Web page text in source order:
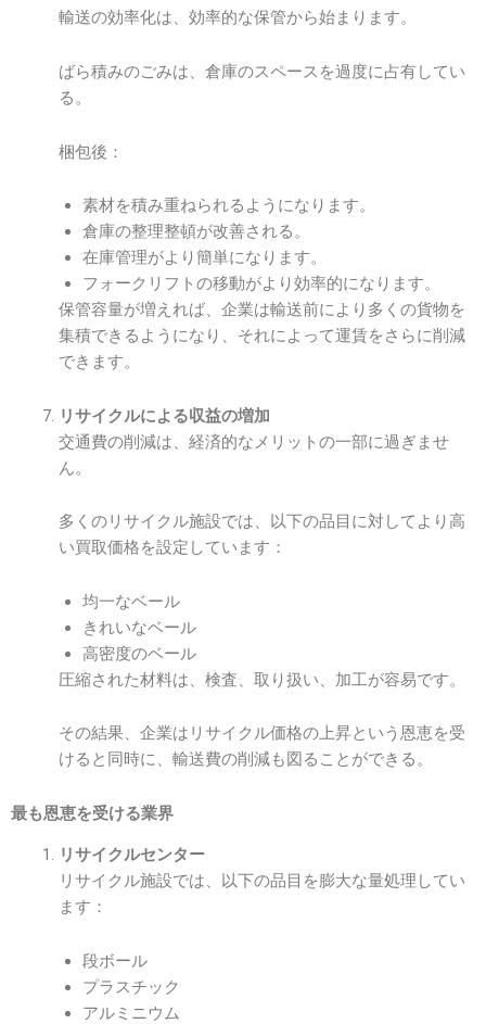
輸送の効率化は、効率的な保管から始まります。
ばら積みのごみは、倉庫のスペースを過度に占有してい
る。
梱包後：
素材を積み重ねられるようになります。
倉庫の整理整頓が改善される。
在庫管理がより簡単になります。
フォークリフトの移動がより効率的になります。
保管容量が増えれば、企業は輸送前により多くの貨物を
集積できるようになり、それによって運賃をさらに削減
できます。
リサイクルによる収益の増加
交通費の削減は、経済的なメリットの一部に過ぎませ
ん。
多くのリサイクル施設では、以下の品目に対してより高
い買取価格を設定しています：
均一なベール
きれいなベール
高密度のベール
圧縮された材料は、検査、取り扱い、加工が容易です。
その結果、企業はリサイクル価格の上昇という恩恵を受
けると同時に、輸送費の削減も図ることができる。
最も恩恵を受ける業界
リサイクルセンター
リサイクル施設では、以下の品目を膨大な量処理してい
ます：
段ボール
プラスチック
アルミニウム